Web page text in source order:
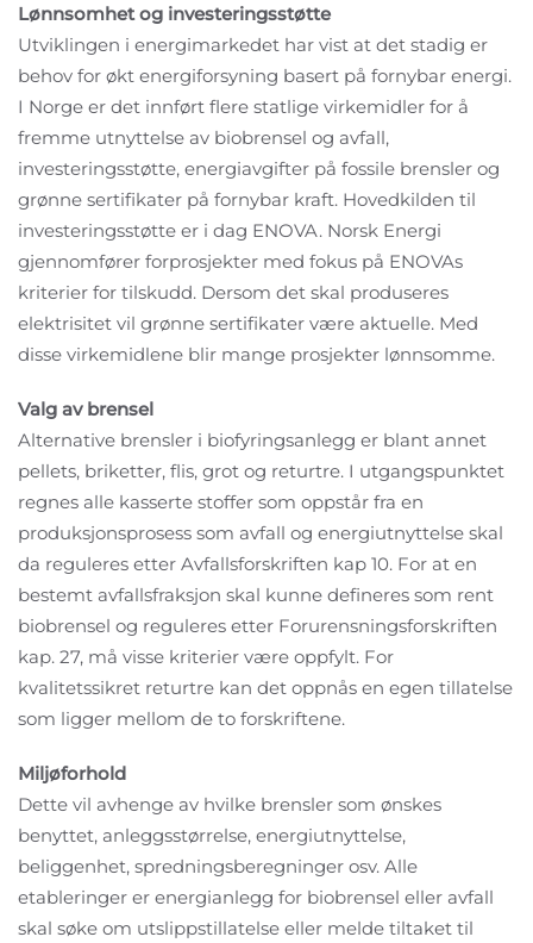
Lønnsomhet og investeringsstøtte
Utviklingen i energimarkedet har vist at det stadig er
behov for økt energiforsyning basert på fornybar energi.
I Norge er det innført flere statlige virkemidler for å
fremme utnyttelse av biobrensel og avfall,
investeringsstøtte, energiavgifter på fossile brensler og
grønne sertifikater på fornybar kraft. Hovedkilden til
investeringsstøtte er i dag ENOVA. Norsk Energi
gjennomfører forprosjekter med fokus på ENOVAs
kriterier for tilskudd. Dersom det skal produseres
elektrisitet vil grønne sertifikater være aktuelle. Med
disse virkemidlene blir mange prosjekter lønnsomme.
Valg av brensel
Alternative brensler i biofyringsanlegg er blant annet
pellets, briketter, flis, grot og returtre. I utgangspunktet
regnes alle kasserte stoffer som oppstår fra en
produksjonsprosess som avfall og energiutnyttelse skal
da reguleres etter Avfallsforskriften kap 10. For at en
bestemt avfallsfraksjon skal kunne defineres som rent
biobrensel og reguleres etter Forurensningsforskriften
kap. 27, må visse kriterier være oppfylt. For
kvalitetssikret returtre kan det oppnås en egen tillatelse
som ligger mellom de to forskriftene.
Miljøforhold
Dette vil avhenge av hvilke brensler som ønskes
benyttet, anleggsstørrelse, energiutnyttelse,
beliggenhet, spredningsberegninger osv. Alle
etableringer er energianlegg for biobrensel eller avfall
skal søke om utslippstillatelse eller melde tiltaket til